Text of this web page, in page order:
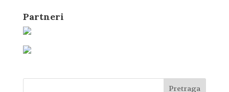
Partneri